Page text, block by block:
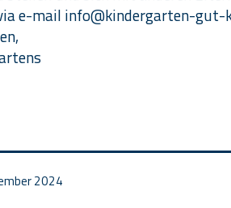
e-mail info@kindergarten-gut-
2024